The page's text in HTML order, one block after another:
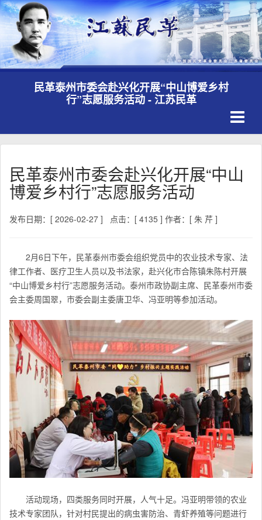
民革泰州市委会赴兴化开展“中山博爱乡村
行”志愿服务活动 - 江苏民革
民革泰州市委会赴兴化开展“中山
博爱乡村行”志愿服务活动
发布日期：[ 2026-02-27 ] 点击：[ 4135 ] 作者：[ 朱 芹 ]
2月6日下午，民革泰州市委会组织党员中的农业技术专家、法
律工作者、医疗卫生人员以及书法家，赴兴化市合陈镇朱陈村开展
“中山博爱乡村行”志愿服务活动。泰州市政协副主席、民革泰州市委
会主委周国翠，市委会副主委唐卫华、冯亚明等参加活动。
活动现场，四类服务同时开展，人气十足。 冯亚明带领的农业
技术专家团队，针对村民提出的病虫害防治、青虾养殖等问题进行